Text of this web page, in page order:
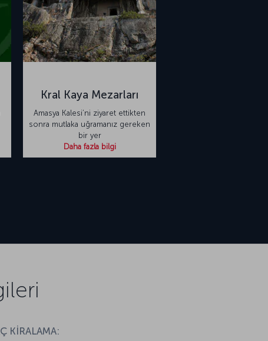
Kral Kaya Mezarları
Amasya Kalesi’ni ziyaret ettikten
sonra mutlaka uğramanız gereken
bir yer
Daha fazla bilgi
KİRALAMA: